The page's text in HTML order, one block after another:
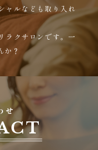
ャルなども取り入れ
ラクサロンです。一
か？
せ